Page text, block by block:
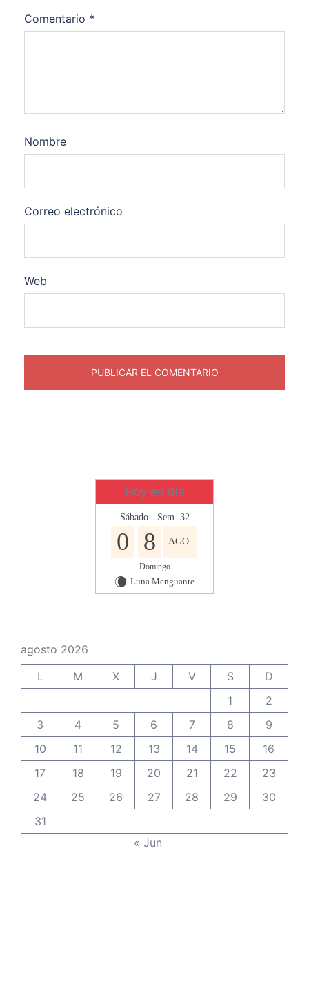
Comentario *
Nombre
Correo electrónico
Web
Hoy en día
Sábado - Sem. 32
0 8 AGO.
Domingo
W Luna Menguante
agosto 2026
L
M X J V S
D
1
2
3
4 5 6 7 8
9
10
11 12 13 14 15
16
17
18 19 20 21 22
23
24
25 26 27 28 29
30
31
« Jun